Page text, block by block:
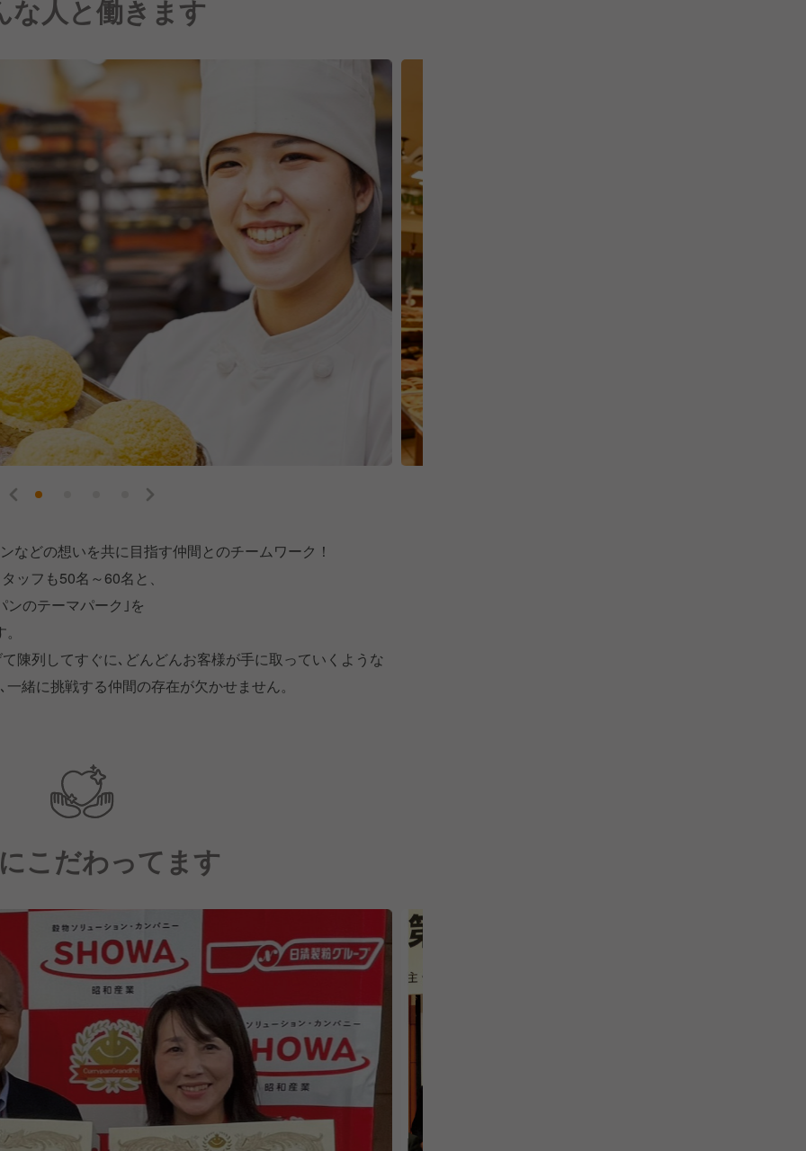
な人と働きます
などの想いを共に目指す仲間とのチームワーク！
ッフも50名～60名と、
ンのテーマパーク｣を
陳列してすぐに､どんどんお客様が手に取っていくような
緒に挑戦する仲間の存在が欠かせません。
こだわってます